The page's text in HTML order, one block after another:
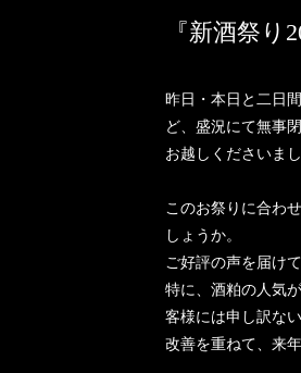
『新酒祭り
昨日・本日と二日
ど、盛況にて無事
お越しくださいま
このお祭りに合わ
しょ うか。
ご好評の声を届け
特に、酒粕の人気
客様には申し訳な
改善を重ねて、来